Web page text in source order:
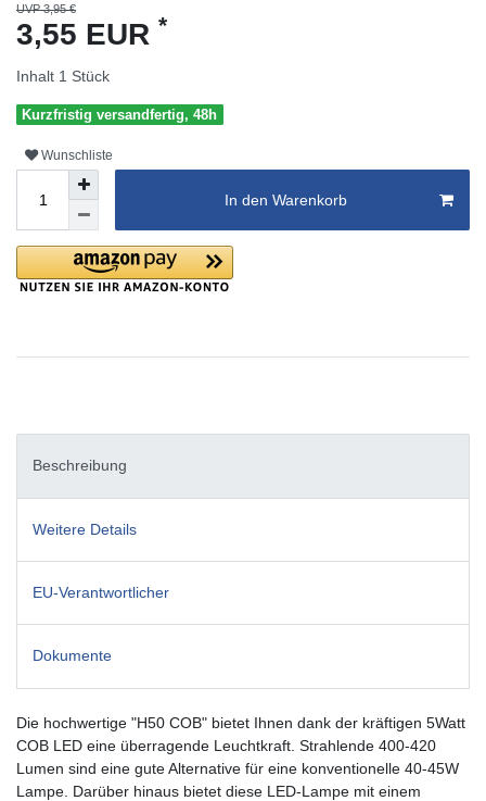
UVP 3,95 €
3,55 EUR *
Inhalt 1 Stück
Kurzfristig versandfertig, 48h
Wunschliste
In den Warenkorb
Beschreibung
Weitere Details
EU-Verantwortlicher
Dokumente
Die hochwertige "H50 COB" bietet Ihnen dank der kräftigen 5Watt
COB LED eine überragende Leuchtkraft. Strahlende 400-420
Lumen sind eine gute Alternative für eine konventionelle 40-45W
Lampe. Darüber hinaus bietet diese LED-Lampe mit einem